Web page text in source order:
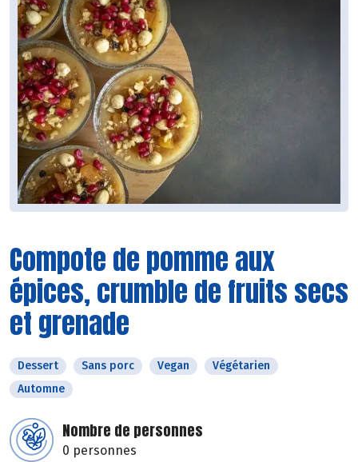
Compote de pomme aux
épices, crumble de fruits secs
et grenade
Dessert Sans porc Vegan
Végétarien
Automne
Nombre de personnes
0 personnes